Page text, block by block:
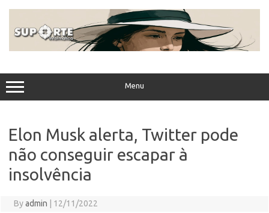
Menu
Elon Musk alerta, Twitter pode
não conseguir escapar à
insolvência
Byadmin 12/11/2022